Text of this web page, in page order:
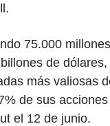
75.000
de
más valiosas
de sus
el 12 de junio.